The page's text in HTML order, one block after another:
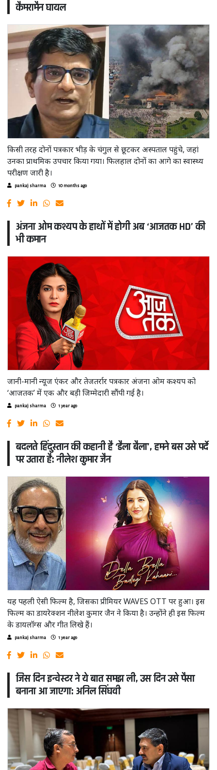
कैमरामैन घायल
किसी तरह दोनों पत्रकार भीड़ के चंगुल से छूटकर अस्पताल पहुंचे, जहां
उनका प्राथमिक उपचार किया गया। फिलहाल दोनों का आगे का स्वास्थ्य
परीक्षण जारी है।
pankaj sharma 10 months ago
अंजना ओम कश्यप के हाथों में होगी अब ‘आजतक HD’ की
भी कमान
जानी-मानी न्यूज एंकर और तेजतर्रार पत्रकार अंजना ओम कश्यप को
‘आजतक’ में एक और बड़ी जिम्मेदारी सौंपी गई है।
pankaj sharma 1 year ago
बदलते हिंदुस्तान की कहानी है ‘डैला बैला’, हमने बस उसे पर्दे
पर उतारा है: नीलेश कुमार जैन
यह पहली ऐसी फिल्म है, जिसका प्रीमियर WAVES OTT पर हुआ। इस
फिल्म का डायरेक्शन नीलेश कुमार जैन ने किया है। उन्होंने ही इस फिल्म
के डायलॉग्स और गीत लिखे हैं।
pankaj sharma 1 year ago
जिस दिन इन्वेस्टर ने ये बात समझ ली, उस दिन उसे पैसा
बनाना आ जाएगा: अनिल सिंघवी